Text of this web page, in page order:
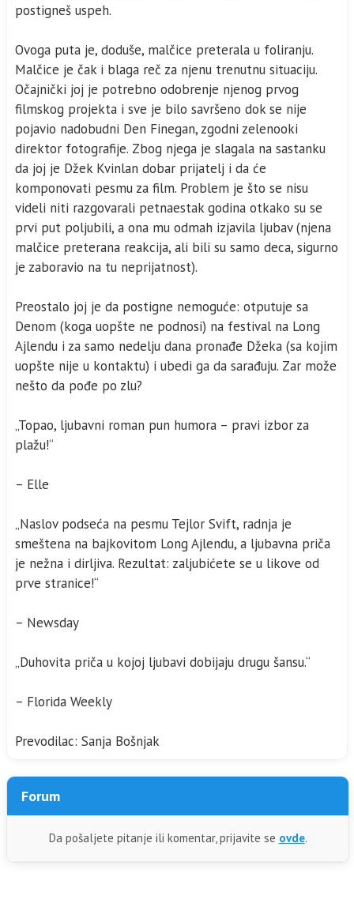
postigneš uspeh.
Ovoga puta je, doduše, malčice preterala u foliranju.
Malčice je čak i blaga reč za njenu trenutnu situaciju.
Očajnički joj je potrebno odobrenje njenog prvog
filmskog projekta i sve je bilo savršeno dok se nije
pojavio nadobudni Den Finegan, zgodni zelenooki
direktor fotografije. Zbog njega je slagala na sastanku
da joj je Džek Kvinlan dobar prijatelj i da će
komponovati pesmu za film. Problem je što se nisu
videli niti razgovarali petnaestak godina otkako su se
prvi put poljubili, a ona mu odmah izjavila ljubav (njena
malčice preterana reakcija, ali bili su samo deca, sigurno
je zaboravio na tu neprijatnost).
Preostalo joj je da postigne nemoguće: otputuje sa
Denom (koga uopšte ne podnosi) na festival na Long
Ajlendu i za samo nedelju dana pronađe Džeka (sa kojim
uopšte nije u kontaktu) i ubedi ga da sarađuju. Zar može
nešto da pođe po zlu?
„Topao, ljubavni roman pun humora – pravi izbor za
plažu!“
– Elle
„Naslov podseća na pesmu Tejlor Svift, radnja je
smeštena na bajkovitom Long Ajlendu, a ljubavna priča
je nežna i dirljiva. Rezultat: zaljubićete se u likove od
prve stranice!“
– Newsday
„Duhovita priča u kojoj ljubavi dobijaju drugu šansu.“
– Florida Weekly
Prevodilac: Sanja Bošnjak
Forum
Da pošaljete pitanje ili komentar, prijavite se ovde.